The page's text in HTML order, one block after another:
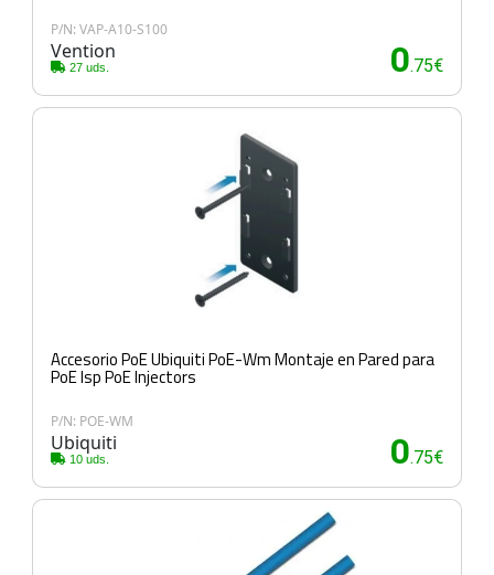
P/N: VAP-A10-S100
Vention
27 uds. 0.75€
Accesorio PoE Ubiquiti PoE-Wm Montaje en Pared para
PoE Isp PoE Injectors
P/N: POE-WM
Ubiquiti
10 uds. 0.75€